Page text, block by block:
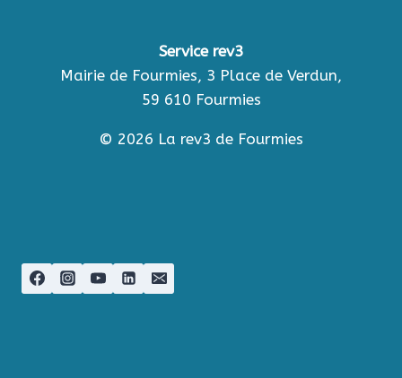
Service rev3
Mairie de Fourmies, 3 Place de Verdun,
59 610 Fourmies
© 2026 La rev3 de Fourmies